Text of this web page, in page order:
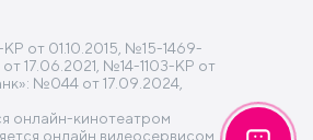
от 01.10.2015, №15-1469-
17.06.2021, №14-1103-КР от
№044 от 17.09.2024,
онлайн-кинотеатром
онлайн видеосервисом